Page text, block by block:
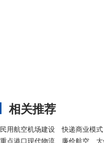
相关推荐
民用航空机场建设 快递商业模式
重点港口现代物流
廉价航空